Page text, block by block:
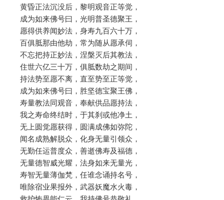
黄昏正法沉没后，黎明观音正等觉，
成为如来佛号曰，光明普圣德聚王，
愿得供养闻妙法，身寿九百六十万，
百俱胝那由他劫，常为随从愿承伺，
不忘把持正妙法，涅槃灭后其教法，
住世六亿三十万，俱胝数劫之期间，
持法势至愿不离，直至势至正等觉，
成为如来佛号曰，胜坚德宝聚王佛，
寿量教法同观音，奉献供品愿持法，
我之寿命终结时，于其刹或他净土，
无上圆觉愿获得，圆满成佛如弥陀，
闻名成熟解脱众，化身无量引领众，
无勤任运普度众，善逝佛寿及福德，
无量德智威光耀，法身如来无量光，
寿智无量薄伽梵，任谁念诵持名号，
唯除宿业果报外，武器妖魔水火毒，